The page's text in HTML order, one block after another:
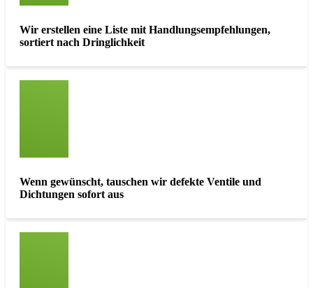
Wir erstellen eine Liste mit Handlungsempfehlungen,
sortiert nach Dringlichkeit
Wenn gewünscht, tauschen wir defekte Ventile und
Dichtungen sofort aus